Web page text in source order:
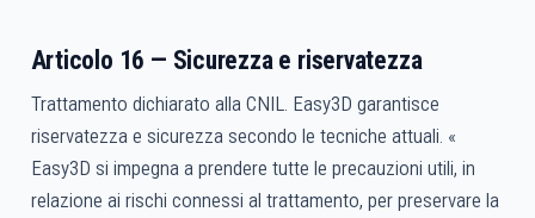
Articolo 16 — Sicurezza e riservatezza
Trattamento dichiarato alla CNIL. Easy3D garantisce
riservatezza e sicurezza secondo le tecniche attuali. «
Easy3D si impegna a prendere tutte le precauzioni utili, in
relazione ai rischi connessi al trattamento, per preservare la